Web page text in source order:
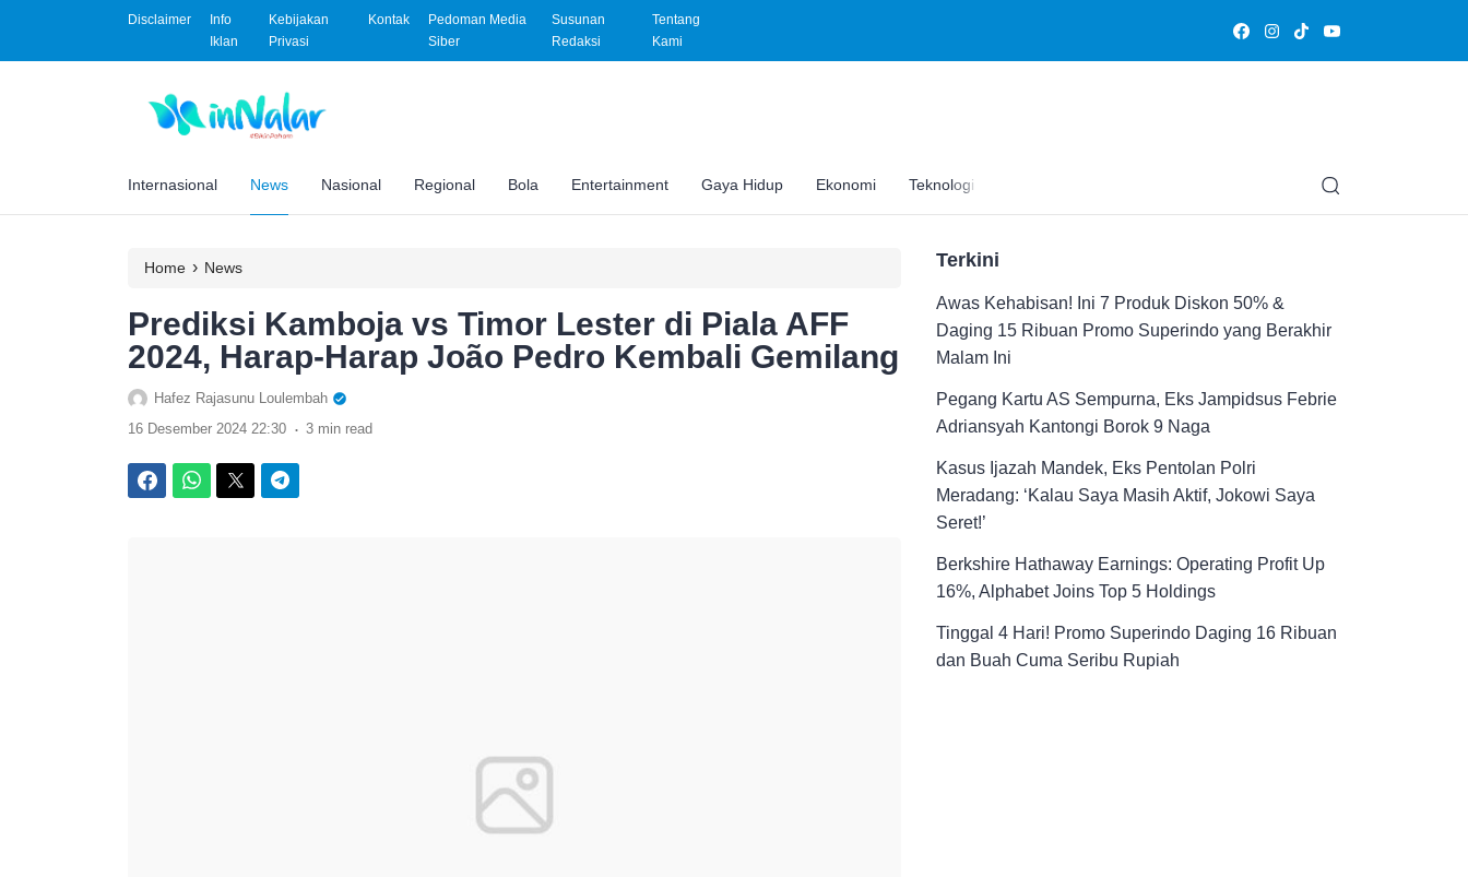
Disclaimer
Info
Iklan
Kebijakan
Privasi
Kontak
Pedoman Media
Siber
Susunan
Redaksi
Tentang
Kami
Internasional News Nasional Regional Bola Entertainment Gaya Hidup Ekonomi Teknologi Edukasi
Home › News
Prediksi Kamboja vs Timor Lester di Piala AFF
2024, Harap-Harap João Pedro Kembali Gemilang
Hafez Rajasunu Loulembah
16 Desember 2024 22:30 . 3 min read
Terkini
Awas Kehabisan! Ini 7 Produk Diskon 50% &
Daging 15 Ribuan Promo Superindo yang Berakhir
Malam Ini
Pegang Kartu AS Sempurna, Eks Jampidsus Febrie
Adriansyah Kantongi Borok 9 Naga
Kasus Ijazah Mandek, Eks Pentolan Polri
Meradang: ‘Kalau Saya Masih Aktif, Jokowi Saya
Seret!’
Berkshire Hathaway Earnings: Operating Profit Up
16%, Alphabet Joins Top 5 Holdings
Tinggal 4 Hari! Promo Superindo Daging 16 Ribuan
dan Buah Cuma Seribu Rupiah